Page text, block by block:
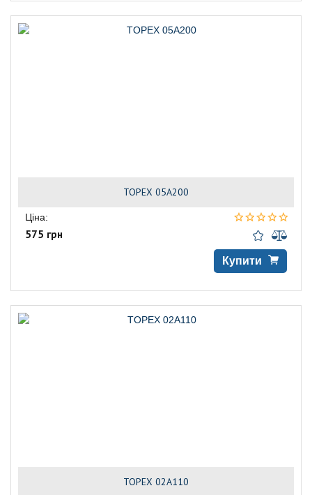
TOPEX 05A200
Ціна:
575 грн
Купити
TOPEX 02A110